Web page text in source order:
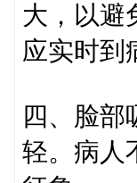
大，以避
应实时到
四、脸部
轻。病人